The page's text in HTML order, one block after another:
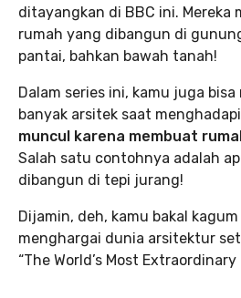
ditayangkan di BBC ini. Mereka
rumah yang dibangun di
pantai, bahkan bawah tanah!
Dalam series ini, kamu juga
banyak arsitek saat menghadapi
muncul karena membuat
Salah satu contohnya adalah
dibangun di tepi jurang!
Dijamin, deh, kamu bakal
menghargai dunia arsitektur
“The World’s Most Extraordinary